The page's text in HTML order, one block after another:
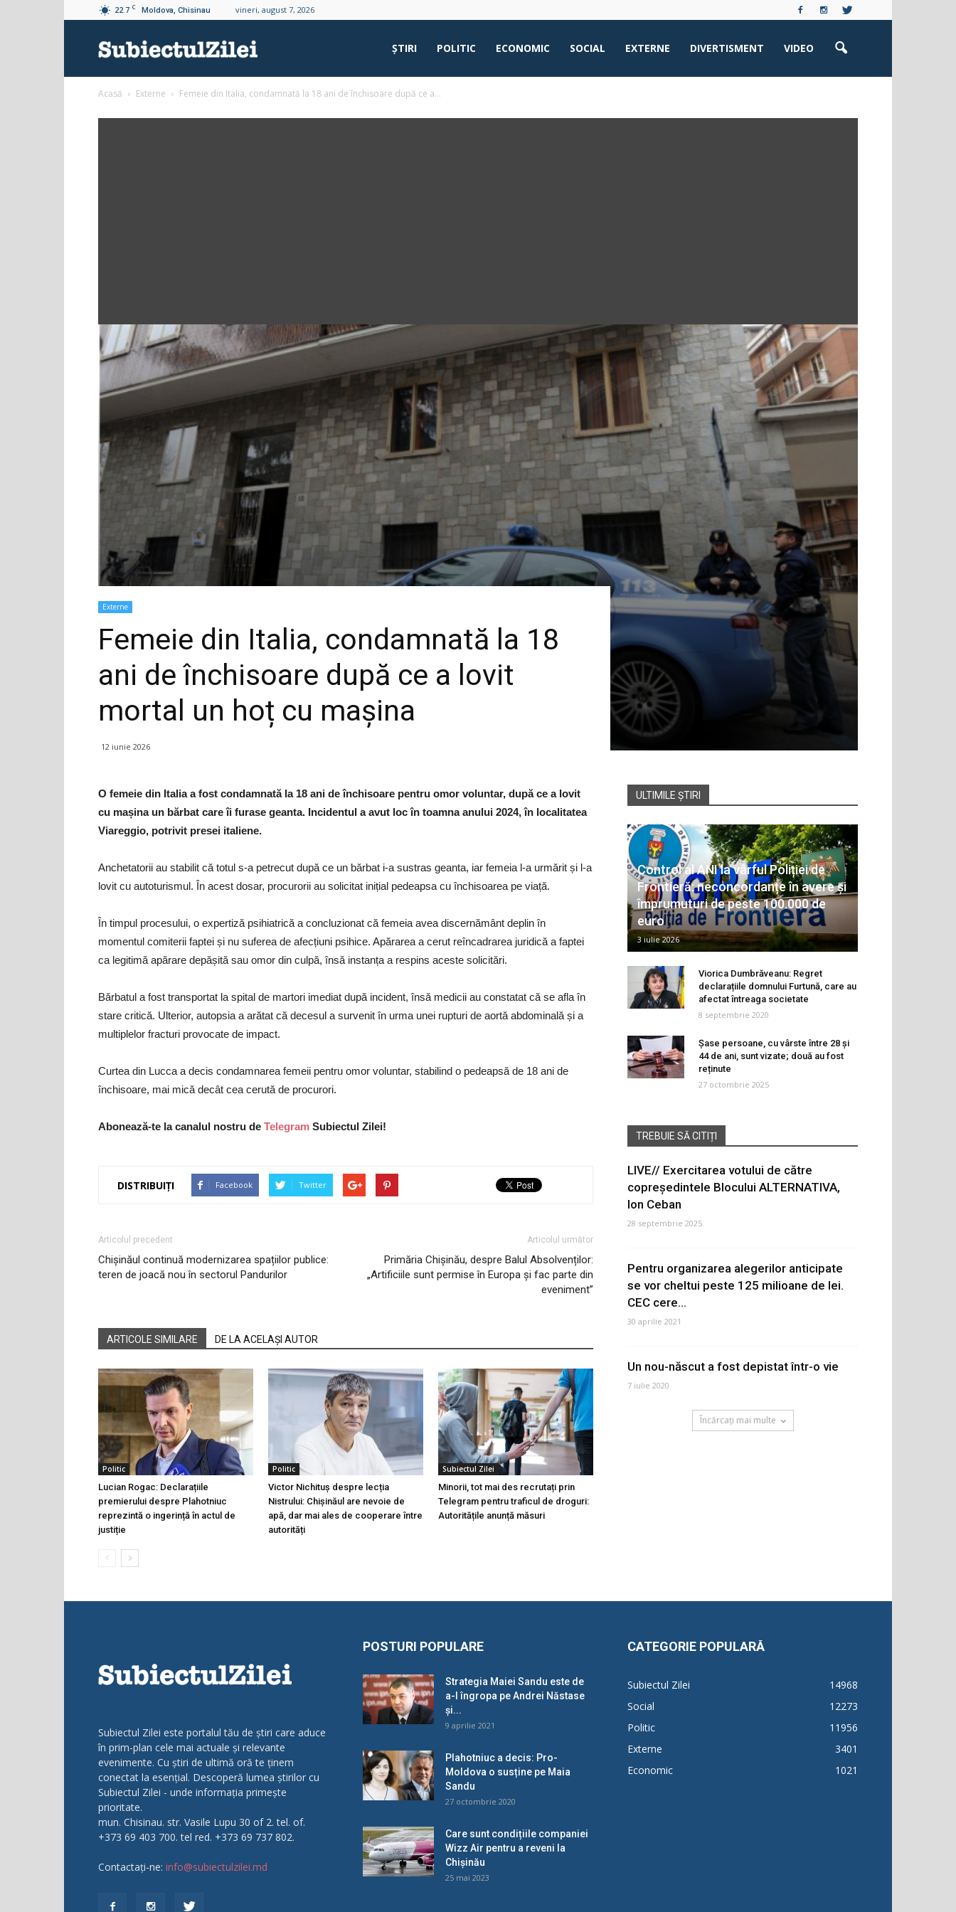
22.7 C Moldova, Chisinau vineri, august 7, 2026
ŞTIRI POLITIC ECONOMIC SOCIAL EXTERNE DIVERTISMENT VIDEO
Acasă Externe Femeie din Italia, condamnată la 18 ani de închisoare după ce a...
Externe
Femeie din Italia, condamnată la 18
ani de închisoare după ce a lovit
mortal un hoț cu mașina
12 iunie 2026
O femeie din Italia a fost condamnată la 18 ani de închisoare pentru omor voluntar, după ce a lovit
cu mașina un bărbat care îi furase geanta. Incidentul a avut loc în toamna anului 2024, în localitatea
Viareggio, potrivit presei italiene.
Anchetatorii au stabilit că totul s-a petrecut după ce un bărbat i-a sustras geanta, iar femeia l-a urmărit și l-a
lovit cu autoturismul. În acest dosar, procurorii au solicitat inițial pedeapsa cu închisoarea pe viață.
În timpul procesului, o expertiză psihiatrică a concluzionat că femeia avea discernământ deplin în
momentul comiterii faptei și nu suferea de afecțiuni psihice. Apărarea a cerut reîncadrarea juridică a faptei
ca legitimă apărare depășită sau omor din culpă, însă instanța a respins aceste solicitări.
Bărbatul a fost transportat la spital de martori imediat după incident, însă medicii au constatat că se afla în
stare critică. Ulterior, autopsia a arătat că decesul a survenit în urma unei rupturi de aortă abdominală și a
multiplelor fracturi provocate de impact.
Curtea din Lucca a decis condamnarea femeii pentru omor voluntar, stabilind o pedeapsă de 18 ani de
închisoare, mai mică decât cea cerută de procurori.
Abonează-te la canalul nostru de Telegram Subiectul Zilei!
DISTRIBUIȚI Facebook Twitter
Articolul precedent
Chișinăul continuă modernizarea spațiilor publice:
teren de joacă nou în sectorul Pandurilor
Articolul următor
Primăria Chișinău, despre Balul Absolvenților:
„Artificiile sunt permise în Europa și fac parte din
eveniment”
ARTICOLE SIMILARE DE LA ACELAȘI AUTOR
Politic
Lucian Rogac: Declarațiile
premierului despre Plahotniuc
reprezintă o ingerință în actul de
justiție
Politic
Victor Nichituș despre lecția
Nistrului: Chișinăul are nevoie de
apă, dar mai ales de cooperare între
autorități
Subiectul Zilei
Minorii, tot mai des recrutați prin
Telegram pentru traficul de droguri:
Autoritățile anunță măsuri
ULTIMILE ȘTIRI
Control al ANI la vârful Poliției de
Frontieră: neconcordanțe în avere și
împrumuturi de peste 100.000 de
euro
3 iulie 2026
Viorica Dumbrăveanu: Regret
declarațiile domnului Furtună, care au
afectat întreaga societate
8 septembrie 2020
Șase persoane, cu vârste între 28 și
44 de ani, sunt vizate; două au fost
reținute
27 octombrie 2025
TREBUIE SĂ CITIȚI
LIVE// Exercitarea votului de către
copreședintele Blocului ALTERNATIVA,
Ion Ceban
28 septembrie 2025
Pentru organizarea alegerilor anticipate
se vor cheltui peste 125 milioane de lei.
CEC cere...
30 aprilie 2021
Un nou-născut a fost depistat într-o vie
7 iulie 2020
Încărcați mai multe
Subiectul Zilei este portalul tău de știri care aduce
în prim-plan cele mai actuale și relevante
evenimente. Cu știri de ultimă oră te ținem
conectat la esențial. Descoperă lumea știrilor cu
Subiectul Zilei - unde informația primește
prioritate.
mun. Chisinau. str. Vasile Lupu 30 of 2. tel. of.
+373 69 403 700. tel red. +373 69 737 802.
Contactați-ne: info@subiectulzilei.md
POSTURI POPULARE
Strategia Maiei Sandu este de
a-l îngropa pe Andrei Năstase
și...
9 aprilie 2021
Plahotniuc a decis: Pro-
Moldova o susține pe Maia
Sandu
27 octombrie 2020
Care sunt condițiile companiei
Wizz Air pentru a reveni la
Chișinău
25 mai 2023
CATEGORIE POPULARĂ
Subiectul Zilei
14968
Social
12273
Politic
11956
Externe
3401
Economic
1021